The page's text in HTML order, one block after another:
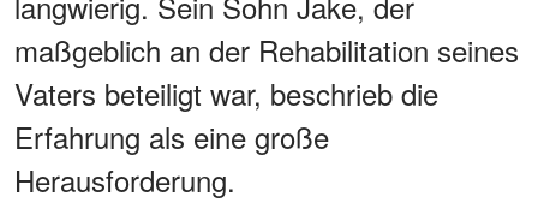
maßgeblich an der Rehabilitation seines
Vaters beteiligt war, beschrieb die
Erfahrung als eine große
Herausforderung.